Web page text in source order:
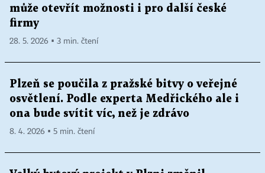
může otevřít možnosti i pro další české
firmy
28. 5. 2026 ▪ 3 min. čtení
Plzeň se poučila z pražské bitvy o veřejné
osvětlení. Podle experta Medřického ale i
ona bude svítit víc, než je zdrávo
8. 4. 2026 ▪ 5 min. čtení